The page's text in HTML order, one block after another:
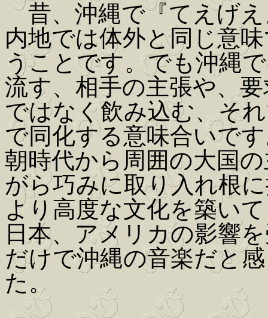
昔、沖縄で『てえげえ
内地では体外と同じ意
うことです。でも沖縄
流す、相手の主張や、
ではなく飲み込む、そ
で同化する意味合いで
朝時代から周囲の大国
がら巧みに取り入れ根
より高度な文化を築い
日本、アメリカの影響
だけで沖縄の音楽だと
た。